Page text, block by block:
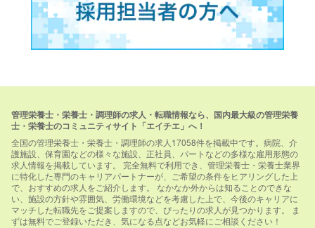
管理栄養士・栄養士・調理師の求人・転職情報なら、国内最大級の管理栄養
士・栄養士のコミュニティサイト「エイチエ」へ！
全国の管理栄養士・栄養士・調理師の求人17058件を掲載中です。病院、介
護施設、保育園などの様々な施設、正社員、パートなどの多様な雇用形態の
求人情報を掲載しています。 完全無料で利用でき、管理栄養士・栄養士業界
に特化した専門のキャリアパートナーが、ご希望の条件をヒアリングした上
で、おすすめの求人をご紹介します。 なかなか外からは知ることのできな
い、施設の方針や雰囲気、労働環境などを考慮した上で、今後のキャリアに
マッチした転職先をご提案しますので、ぴったりの求人が見つかります。 ま
ずは無料でご登録いただき、気になる点などお気軽にご相談ください！